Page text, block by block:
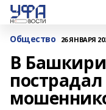
Общество 26 ЯНВАРЯ
В
пострадал